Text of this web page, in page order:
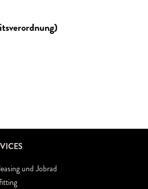
und Jobrad